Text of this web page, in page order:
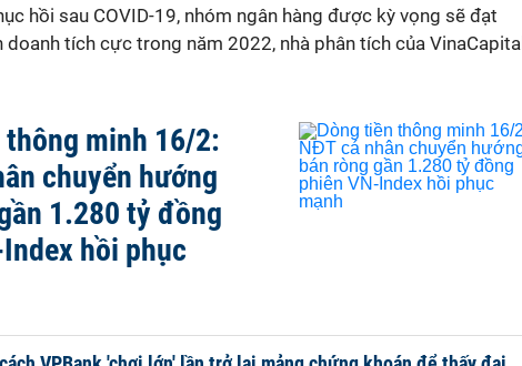
hồi sau COVID-19, nhóm ngân hàng được kỳ vọng sẽ đạt
tích cực trong năm 2022, nhà phân tích của VinaCapital
thông minh 16/2:
chuyển hướng
1.280 tỷ đồng
hồi phục